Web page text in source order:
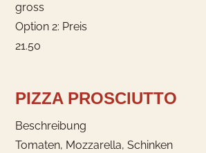
gross
Option 2: Preis
21.50
PIZZA PROSCIUTTO
Beschreibung
Tomaten, Mozzarella, Schinken